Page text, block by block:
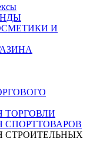
И
ТОРГОВЛИ
СПОРТТОВАРОВ
СТРОИТЕЛЬНЫХ